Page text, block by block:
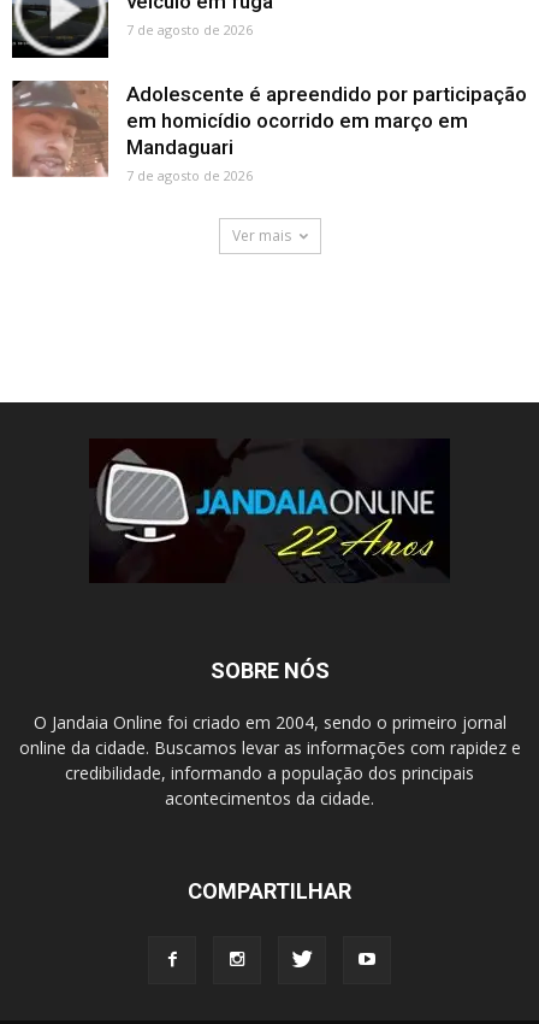
7 de agosto de 2026
Adolescente é apreendido por participação
em homicídio ocorrido em março em
Mandaguari
7 de agosto de 2026
Ver mais
SOBRE NÓS
O Jandaia Online foi criado em 2004, sendo o primeiro jornal
online da cidade. Buscamos levar as informações com rapidez e
credibilidade, informando a população dos principais
acontecimentos da cidade.
COMPARTILHAR